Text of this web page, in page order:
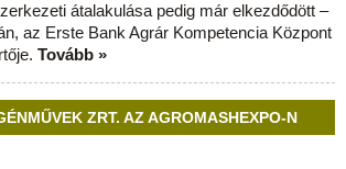
átalakulása pedig már elkezdődött –
az Erste Bank Agrár Kompetencia Központ
Tovább »
ZRT. AZ AGROMASHEXPO-N